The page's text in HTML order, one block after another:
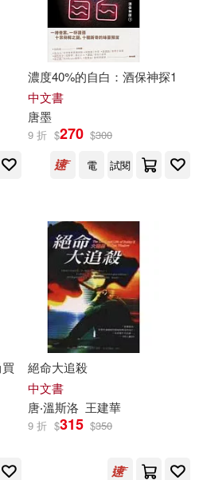
ﾌﾞﾚｲﾝ(27)
唐梨(26)
(26)
曲昌春(26)
（唐）顏真卿(26)
(147)
店(147)
麥田(145)
任公司(144)
京公司(136)
(135)
濃度40%的自白：酒保神探1
中文書
唐墨
9 折 $270 $300
電
試閱
絕命大追殺
中文書
唐‧溫斯洛 王建華
9 折 $315 $350